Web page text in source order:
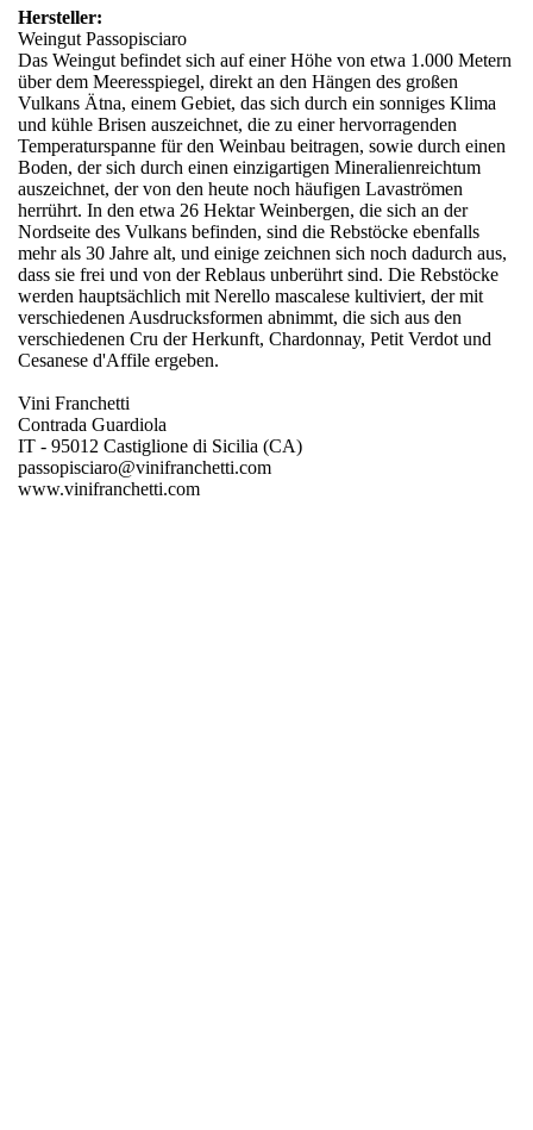
Hersteller:
Weingut Passopisciaro
Das Weingut befindet sich auf einer Höhe von etwa 1.000 Metern
über dem Meeresspiegel, direkt an den Hängen des großen
Vulkans Ätna, einem Gebiet, das sich durch ein sonniges Klima
und kühle Brisen auszeichnet, die zu einer hervorragenden
Temperaturspanne für den Weinbau beitragen, sowie durch einen
Boden, der sich durch einen einzigartigen Mineralienreichtum
auszeichnet, der von den heute noch häufigen Lavaströmen
herrührt. In den etwa 26 Hektar Weinbergen, die sich an der
Nordseite des Vulkans befinden, sind die Rebstöcke ebenfalls
mehr als 30 Jahre alt, und einige zeichnen sich noch dadurch aus,
dass sie frei und von der Reblaus unberührt sind. Die Rebstöcke
werden hauptsächlich mit Nerello mascalese kultiviert, der mit
verschiedenen Ausdrucksformen abnimmt, die sich aus den
verschiedenen Cru der Herkunft, Chardonnay, Petit Verdot und
Cesanese d'Affile ergeben.
Vini Franchetti
Contrada Guardiola
IT - 95012 Castiglione di Sicilia (CA)
passopisciaro@vinifranchetti.com
www.vinifranchetti.com